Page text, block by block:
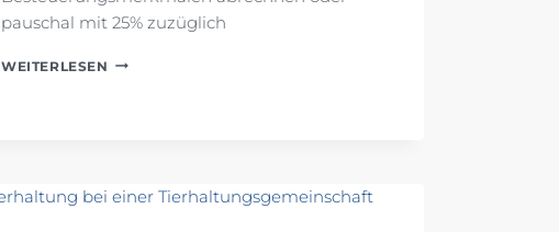
pauschal mit 25% zuzüglich
WEITERLESEN KURZFRISTIGE